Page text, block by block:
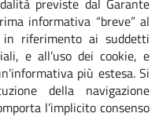
previste dal Garante
informativa “breve” al
in riferimento ai suddetti
e all’uso dei cookie, e
più estesa. Si
della navigazione
l’implicito consenso